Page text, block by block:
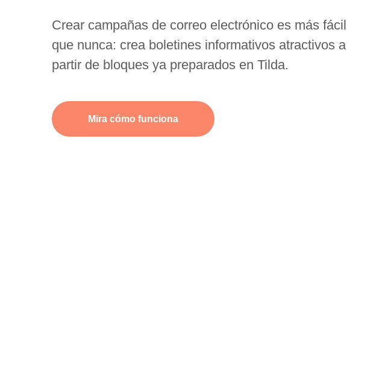
Crear campañas de correo electrónico es más fácil
que nunca: crea boletines informativos atractivos a
partir de bloques ya preparados en Tilda.
Mira cómo funciona